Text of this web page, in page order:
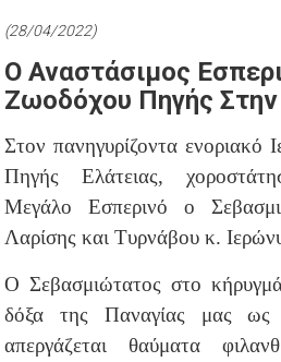
(28/04/2022)
Ο Αναστάσιμος
Ζωοδόχου Πηγής Στην
Στον πανηγυρίζοντα
Πηγής Ελάτειας,
Μεγάλο Εσπερινό ο
Λαρίσης και Τυρνάβου κ.
Ο Σεβασμιώτατος στο
δόξα της Παναγίας μας
απεργάζεται θαύματα